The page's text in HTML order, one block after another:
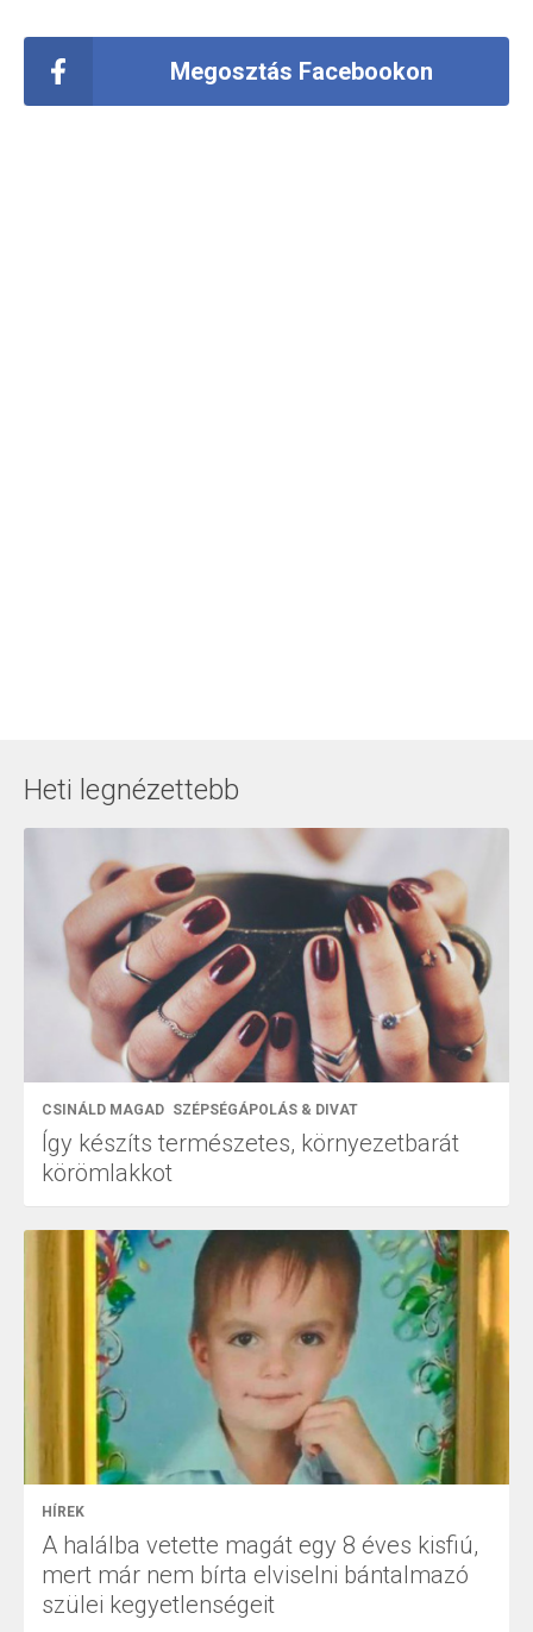
Megosztás Facebookon
Heti legnézettebb
CSINÁLD MAGAD SZÉPSÉGÁPOLÁS & DIVAT
Így készíts természetes, környezetbarát
körömlakkot
HÍREK
A halálba vetette magát egy 8 éves kisfiú,
mert már nem bírta elviselni bántalmazó
szülei kegyetlenségeit